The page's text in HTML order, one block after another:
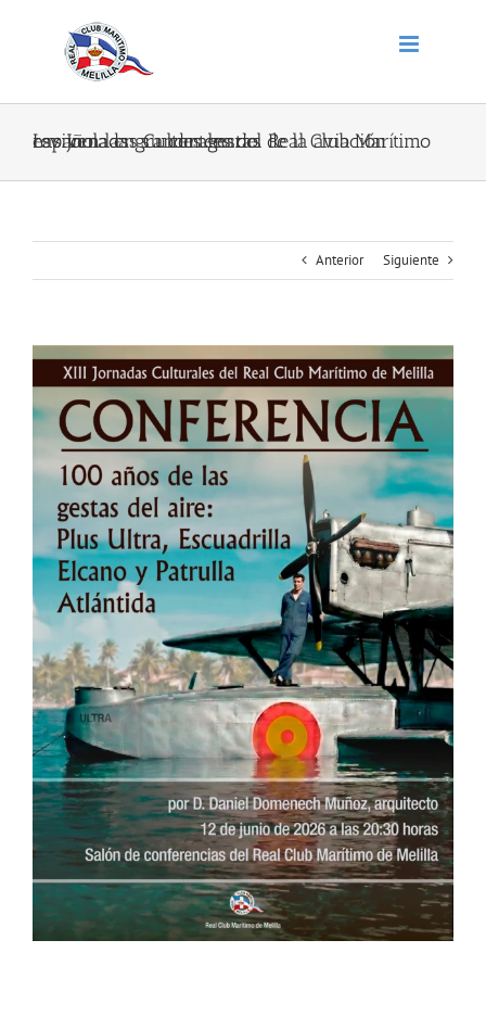
Las Jornadas Culturales del Real Club Marítimo reviven las grandes gestas de la aviación española en su centenario
Anterior Siguiente
Ver
imagen
grande